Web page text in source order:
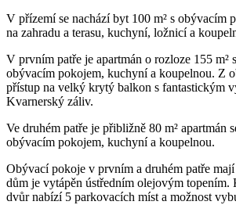
V přízemí se nachází byt 100 m² s obývacím
na zahradu a terasu, kuchyní, ložnicí a
V prvním patře je apartmán o rozloze 155 m²
obývacím pokojem, kuchyní a koupelnou. Z
přístup na velký krytý balkon s fantastickým
Kvarnerský záliv.
Ve druhém patře je přibližně 80 m² apartmán
obývacím pokojem, kuchyní a koupelnou.
Obývací pokoje v prvním a druhém patře
dům je vytápěn ústředním olejovým topením.
dvůr nabízí 5 parkovacích míst a možnost